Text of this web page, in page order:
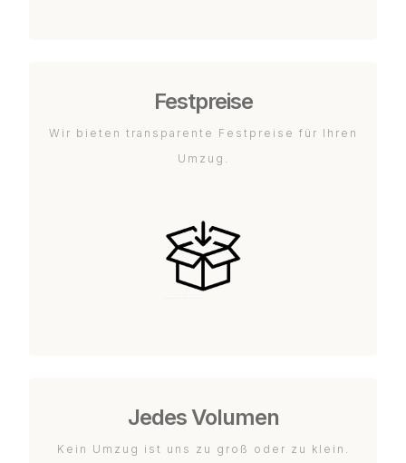
Festpreise
Wir bieten transparente Festpreise für Ihren
Umzug.
Jedes Volumen
Kein Umzug ist uns zu groß oder zu klein.